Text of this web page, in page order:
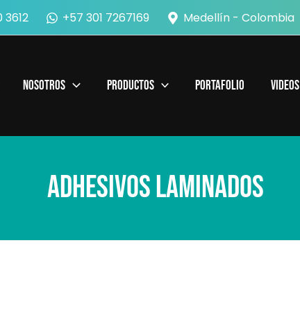
+57 301 7267169 Medellín - Colombia
Nosotros Productos Portafolio Videos
Adhesivos Laminados